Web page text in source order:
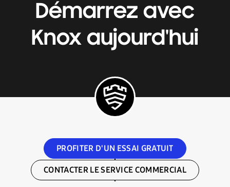
Démarrez avec
Knox aujourd'hui
PROFITER D'UN ESSAI GRATUIT
CONTACTER LE SERVICE COMMERCIAL